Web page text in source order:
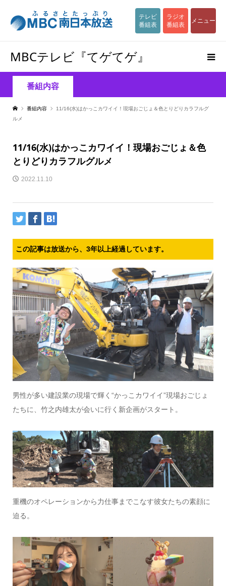
テレビ
番組表
ラジオ
番組表
メニュー
MBCテレビ『てゲてゲ』
番組内容
番組内容
11/16(水)はかっこカワイイ！現場おごじょ＆色とりどりカラフルグ
ルメ
11/16(水)はかっこカワイイ！現場おごじょ＆色
とりどりカラフルグルメ
2022.11.10
この記事は放送から、3年以上経過しています。
男性が多い建設業の現場で輝く“かっこカワイイ”現場おごじょ
たちに、竹之内雄太が会いに行く新企画がスタート。
重機のオペレーションから力仕事までこなす彼女たちの素顔に
迫る。